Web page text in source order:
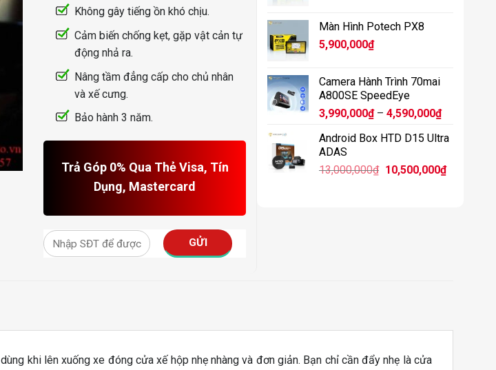
Không gây tiếng ồn khó chịu.
Cảm biến chống kẹt, gặp vật cản tự
động nhả ra.
Nâng tầm đẳng cấp cho chủ nhân
và xế cưng.
Bảo hành 3 năm.
Trả Góp 0% Qua Thẻ Visa, Tín
Dụng, Mastercard
Màn Hình Potech PX8
5,900,000₫
Camera Hành Trình 70mai
A800SE SpeedEye
3,990,000₫ – 4,590,000₫Khoảng
từ
đến
Android Box HTD D15 Ultra
ADAS
13,000,000₫ Giá
10,500,000₫Giá
khi lên xuống xe đóng cửa xế hộp nhẹ nhàng và đơn giản. Bạn chỉ cần đẩy nhẹ là cửa